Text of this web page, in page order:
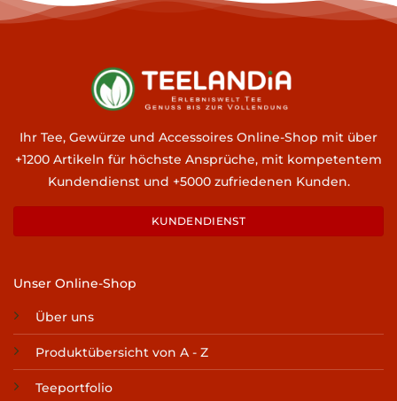
Ihr Tee, Gewürze und Accessoires Online-Shop mit über
+1200 Artikeln für höchste Ansprüche, mit kompetentem
Kundendienst und +5000 zufriedenen Kunden.
KUNDENDIENST
Unser Online-Shop
Über uns
Produktübersicht von A - Z
Teeportfolio